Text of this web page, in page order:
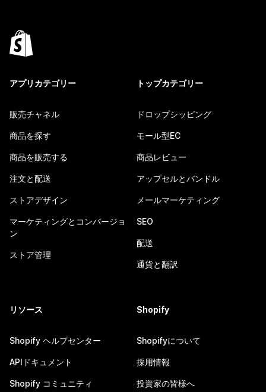
アプリカテゴリー
販売チャネル
商品を探す
商品を販売する
注文と配送
ストアデザイン
マーケティングとコンバージョ
ン
ストア管理
トップカテゴリー
ドロップシッピング
モール型EC
商品レビュー
アップセルとバンドル
メールマーケティング
SEO
配送
通貨と翻訳
リソース
Shopify ヘルプセンター
APIドキュメント
Shopify コミュニティ
Shopify
Shopifyについて
採用情報
投資家の皆様へ